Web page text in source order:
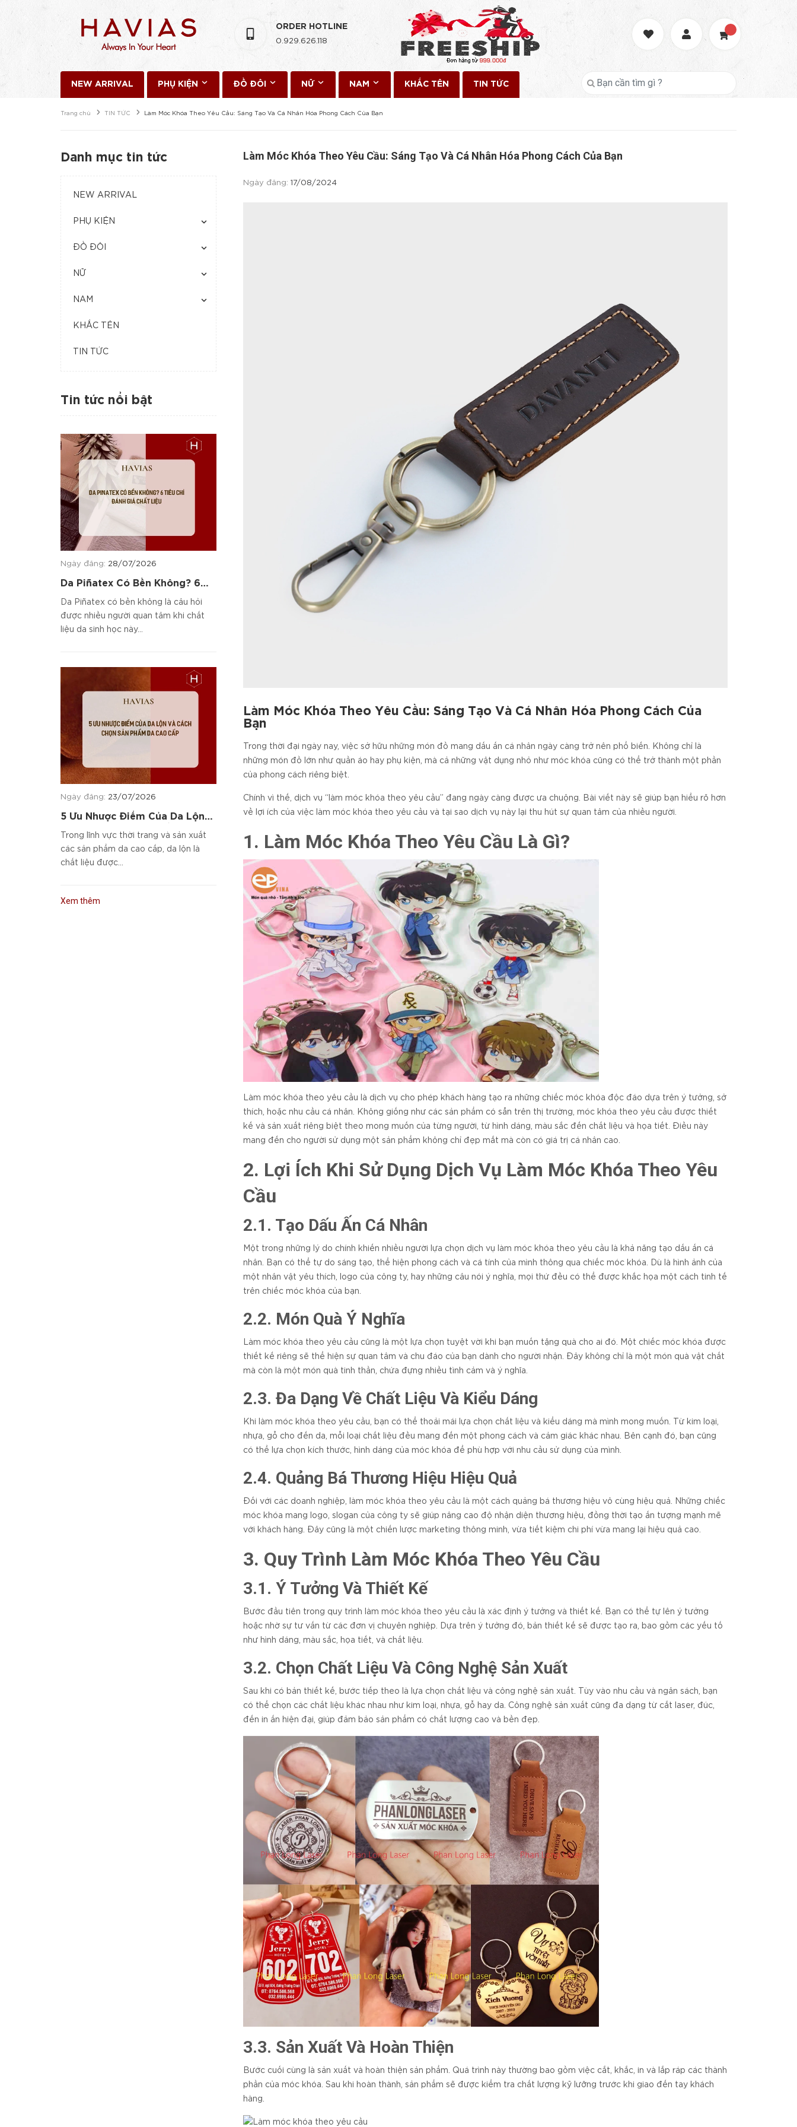
ORDER HOTLINE
0.929.626.118
NEW ARRIVAL PHỤ KIỆN ĐỒ ĐÔI NỮ NAM KHẮC TÊN TIN TỨC
Trang chủ TIN TỨC Làm Móc Khóa Theo Yêu Cầu: Sáng Tạo Và Cá Nhân Hóa Phong Cách Của Bạn
Làm Móc Khóa Theo Yêu Cầu: Sáng Tạo Và Cá Nhân Hóa Phong Cách Của Bạn
Ngày đăng: 17/08/2024
Làm Móc Khóa Theo Yêu Cầu: Sáng Tạo Và Cá Nhân Hóa Phong Cách Của
Bạn
Trong thời đại ngày nay, việc sở hữu những món đồ mang dấu ấn cá nhân ngày càng trở nên phổ biến. Không chỉ là
những món đồ lớn như quần áo hay phụ kiện, mà cả những vật dụng nhỏ như móc khóa cũng có thể trở thành một phần
của phong cách riêng biệt.
Chính vì thế, dịch vụ “làm móc khóa theo yêu cầu” đang ngày càng được ưa chuộng. Bài viết này sẽ giúp bạn hiểu rõ hơn
về lợi ích của việc làm móc khóa theo yêu cầu và tại sao dịch vụ này lại thu hút sự quan tâm của nhiều người.
1. Làm Móc Khóa Theo Yêu Cầu Là Gì?
Làm móc khóa theo yêu cầu là dịch vụ cho phép khách hàng tạo ra những chiếc móc khóa độc đáo dựa trên ý tưởng, sở
thích, hoặc nhu cầu cá nhân. Không giống như các sản phẩm có sẵn trên thị trường, móc khóa theo yêu cầu được thiết
kế và sản xuất riêng biệt theo mong muốn của từng người, từ hình dáng, màu sắc đến chất liệu và họa tiết. Điều này
mang đến cho người sử dụng một sản phẩm không chỉ đẹp mắt mà còn có giá trị cá nhân cao.
2. Lợi Ích Khi Sử Dụng Dịch Vụ Làm Móc Khóa Theo Yêu
Cầu
2.1. Tạo Dấu Ấn Cá Nhân
Một trong những lý do chính khiến nhiều người lựa chọn dịch vụ làm móc khóa theo yêu cầu là khả năng tạo dấu ấn cá
nhân. Bạn có thể tự do sáng tạo, thể hiện phong cách và cá tính của mình thông qua chiếc móc khóa. Dù là hình ảnh của
một nhân vật yêu thích, logo của công ty, hay những câu nói ý nghĩa, mọi thứ đều có thể được khắc họa một cách tinh tế
trên chiếc móc khóa của bạn.
2.2. Món Quà Ý Nghĩa
Làm móc khóa theo yêu cầu cũng là một lựa chọn tuyệt vời khi bạn muốn tặng quà cho ai đó. Một chiếc móc khóa được
thiết kế riêng sẽ thể hiện sự quan tâm và chu đáo của bạn dành cho người nhận. Đây không chỉ là một món quà vật chất
mà còn là một món quà tinh thần, chứa đựng nhiều tình cảm và ý nghĩa.
2.3. Đa Dạng Về Chất Liệu Và Kiểu Dáng
Khi làm móc khóa theo yêu cầu, bạn có thể thoải mái lựa chọn chất liệu và kiểu dáng mà mình mong muốn. Từ kim loại,
nhựa, gỗ cho đến da, mỗi loại chất liệu đều mang đến một phong cách và cảm giác khác nhau. Bên cạnh đó, bạn cũng
có thể lựa chọn kích thước, hình dáng của móc khóa để phù hợp với nhu cầu sử dụng của mình.
2.4. Quảng Bá Thương Hiệu Hiệu Quả
Đối với các doanh nghiệp, làm móc khóa theo yêu cầu là một cách quảng bá thương hiệu vô cùng hiệu quả. Những chiếc
móc khóa mang logo, slogan của công ty sẽ giúp nâng cao độ nhận diện thương hiệu, đồng thời tạo ấn tượng mạnh mẽ
với khách hàng. Đây cũng là một chiến lược marketing thông minh, vừa tiết kiệm chi phí vừa mang lại hiệu quả cao.
3. Quy Trình Làm Móc Khóa Theo Yêu Cầu
3.1. Ý Tưởng Và Thiết Kế
Bước đầu tiên trong quy trình làm móc khóa theo yêu cầu là xác định ý tưởng và thiết kế. Bạn có thể tự lên ý tưởng
hoặc nhờ sự tư vấn từ các đơn vị chuyên nghiệp. Dựa trên ý tưởng đó, bản thiết kế sẽ được tạo ra, bao gồm các yếu tố
như hình dáng, màu sắc, họa tiết, và chất liệu.
3.2. Chọn Chất Liệu Và Công Nghệ Sản Xuất
Sau khi có bản thiết kế, bước tiếp theo là lựa chọn chất liệu và công nghệ sản xuất. Tùy vào nhu cầu và ngân sách, bạn
có thể chọn các chất liệu khác nhau như kim loại, nhựa, gỗ hay da. Công nghệ sản xuất cũng đa dạng từ cắt laser, đúc,
đến in ấn hiện đại, giúp đảm bảo sản phẩm có chất lượng cao và bền đẹp.
3.3. Sản Xuất Và Hoàn Thiện
Bước cuối cùng là sản xuất và hoàn thiện sản phẩm. Quá trình này thường bao gồm việc cắt, khắc, in và lắp ráp các thành
phần của móc khóa. Sau khi hoàn thành, sản phẩm sẽ được kiểm tra chất lượng kỹ lưỡng trước khi giao đến tay khách
hàng.
Danh mục tin tức
NEW ARRIVAL
PHỤ KIỆN
ĐỒ ĐÔI
NỮ
NAM
KHẮC TÊN
TIN TỨC
Tin tức nổi bật
Ngày đăng: 28/07/2026
Da Piñatex Có Bền Không? 6
Tiêu Chí Đánh Giá Chất Liệu
Da Piñatex có bền không là câu hỏi
được nhiều người quan tâm khi chất
liệu da sinh học này...
Ngày đăng: 23/07/2026
5 Ưu Nhược Điểm Của Da Lộn
Và Cách Chọn Sản Phẩm Da
Cao Cấp
Trong lĩnh vực thời trang và sản xuất
các sản phẩm da cao cấp, da lộn là
chất liệu được...
Xem thêm